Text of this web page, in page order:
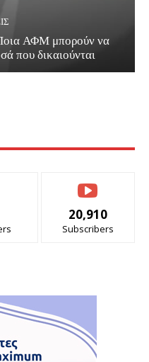
ΑΦΜ μπορούν να
που δικαιούνται
20,910
Subscribers